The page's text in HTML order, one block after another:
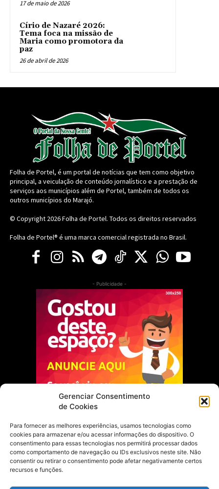
Gerenciar Consentimento
de Cookies
Para fornecer as melhores experiências, usamos tecnologias como
cookies para armazenar e/ou acessar informações do dispositivo. O
consentimento para essas tecnologias nos permitirá processar dados
como comportamento de navegação ou IDs exclusivos neste site. Não
consentir ou retirar o consentimento pode afetar negativamente certos
recursos e funções.
17 de maio de 2026
Círio de Nazaré 2026:
Tema foca na missão de
Maria como promotora da
paz
26 de abril de 2026
Folha de Portel, é um portal de notícias que tem como objetivo
principal, a veiculação de conteúdo jornalístico e a prestação de
serviços aos municípios além de Portel, também de todos os
outros municípios do Marajó.
© Copyright 2026Folha de Portel. Todos os direitos reservados
Folha de Portel® é uma marca comercial registrada no Brasil.
- Publicidade -
Escolha do Editor
Justiça Itinerante garante regularização
fundiária e casamento comunitário para
famílias em Portel
21 de maio de 2026